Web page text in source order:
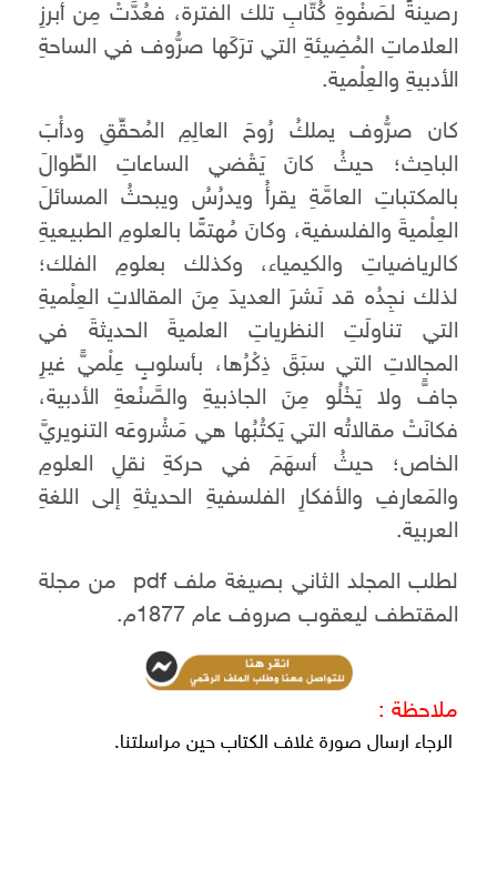
رصينةً لصَفْوةِ كُتَّابِ تلك الفترة، فعُدَّتْ مِن أبرزِ
العلاماتِ المُضِيئةِ التي ترَكَها صرُّوف في الساحةِ
الأدبيةِ والعِلْمية.
كان صرُّوف يملكُ رُوحَ العالِمِ المُحقِّقِ ودأْبَ
الباحِث؛ حيثُ كانَ يَقْضي الساعاتِ الطِّوالَ
بالمكتباتِ العامَّةِ يقرأُ ويدرُسُ ويبحثُ المسائلَ
العِلْميةَ والفلسفية، وكانَ مُهتمًّا بالعلومِ الطبيعيةِ
كالرياضياتِ والكيمياء، وكذلك بعلومِ الفلك؛
لذلك نجِدُه قد نَشرَ العديدَ مِنَ المقالاتِ العِلْميةِ
التي تناولَتِ النظرياتِ العلميةَ الحديثةَ في
المجالاتِ التي سبَقَ ذِكْرُها، بأسلوبٍ عِلْميٍّ غيرِ
جافٍّ ولا يَخْلُو مِنَ الجاذبيةِ والصَّنْعةِ الأدبية،
فكانَتْ مقالاتُه التي يَكتُبُها هي مَشْروعَه التنويريَّ
الخاص؛ حيثُ أسهَمَ في حركةِ نقلِ العلومِ
والمَعارفِ والأفكارِ الفلسفيةِ الحديثةِ إلى اللغةِ
العربية.
لطلب المجلد الثاني بصيغة ملف pdf من مجلة
المقتطف ليعقوب صروف عام 1877م.
ملاحظة :
الرجاء ارسال صورة غلاف الكتاب حين مراسلتنا.